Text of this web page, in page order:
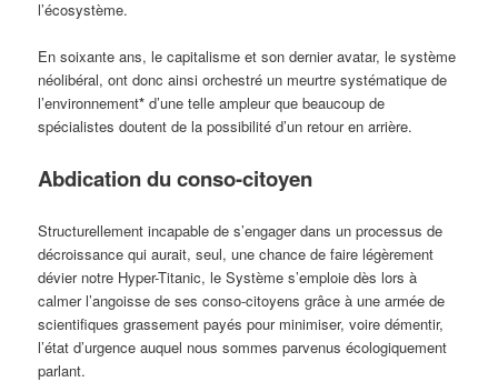
l’écosystème.
En soixante ans, le capitalisme et son dernier avatar, le système
néolibéral, ont donc ainsi orchestré un meurtre systématique de
l’environnement* d’une telle ampleur que beaucoup de
spécialistes doutent de la possibilité d’un retour en arrière.
Abdication du conso-citoyen
Structurellement incapable de s’engager dans un processus de
décroissance qui aurait, seul, une chance de faire légèrement
dévier notre Hyper-Titanic, le Système s’emploie dès lors à
calmer l’angoisse de ses conso-citoyens grâce à une armée de
scientifiques grassement payés pour minimiser, voire démentir,
l’état d’urgence auquel nous sommes parvenus écologiquement
parlant.